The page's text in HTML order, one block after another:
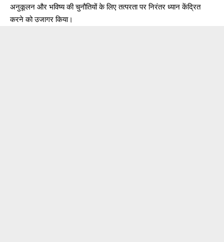
अनुकूलन और भविष्य की चुनौतियों के लिए तत्परता पर निरंतर ध्यान केंद्रित
करने को उजागर किया।